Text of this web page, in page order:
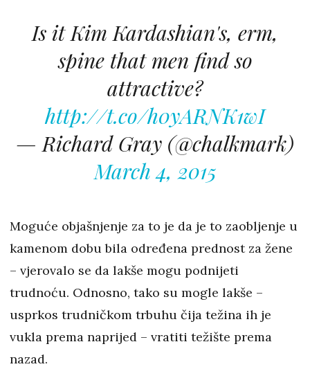
Is it Kim Kardashian's, erm,
spine that men find so
attractive?
http://t.co/h0yARNK1wI
— Richard Gray (@chalkmark)
March 4, 2015
Moguće objašnjenje za to je da je to zaobljenje u
kamenom dobu bila određena prednost za žene
– vjerovalo se da lakše mogu podnijeti
trudnoću. Odnosno, tako su mogle lakše –
usprkos trudničkom trbuhu čija težina ih je
vukla prema naprijed – vratiti težište prema
nazad.